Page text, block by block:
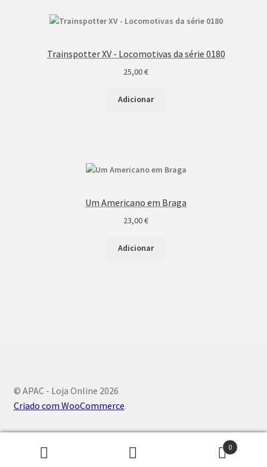
Trainspotter XV - Locomotivas da série 0180
25,00€
Adicionar
Um Americano em Braga
23,00€
Adicionar
© APAC - Loja Online 2026
Criado com WooCommerce.
Pesquisar
Pesquisa
0